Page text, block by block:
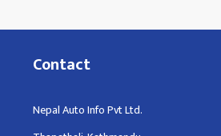
Contact
Nepal Auto Info Pvt Ltd.